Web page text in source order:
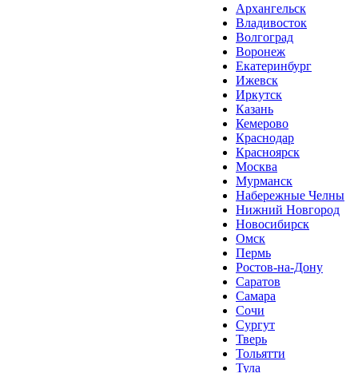
Архангельск
Владивосток
Волгоград
Воронеж
Екатеринбург
Ижевск
Иркутск
Казань
Кемерово
Краснодар
Красноярск
Москва
Мурманск
Набережные Челны
Нижний Новгород
Новосибирск
Омск
Пермь
Ростов-на-Дону
Саратов
Самара
Сочи
Сургут
Тверь
Тольятти
Тула